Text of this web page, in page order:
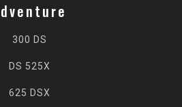
300 DS
DS 525X
625 DSX